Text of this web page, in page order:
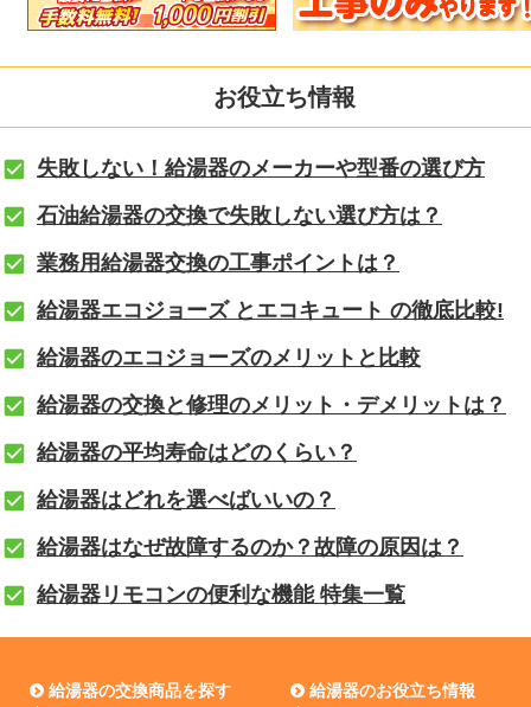
お役立ち情報
失敗しない！給湯器のメーカーや型番の選び方
石油給湯器の交換で失敗しない選び方は？
業務用給湯器交換の工事ポイントは？
給湯器エコジョーズ とエコキュート の徹底比較!
給湯器のエコジョーズのメリットと比較
給湯器の交換と修理のメリット・デメリットは？
給湯器の平均寿命はどのくらい？
給湯器はどれを選べばいいの？
給湯器はなぜ故障するのか？故障の原因は？
給湯器リモコンの便利な機能 特集一覧
給湯器の交換商品を探す 給湯器のお役立ち情報